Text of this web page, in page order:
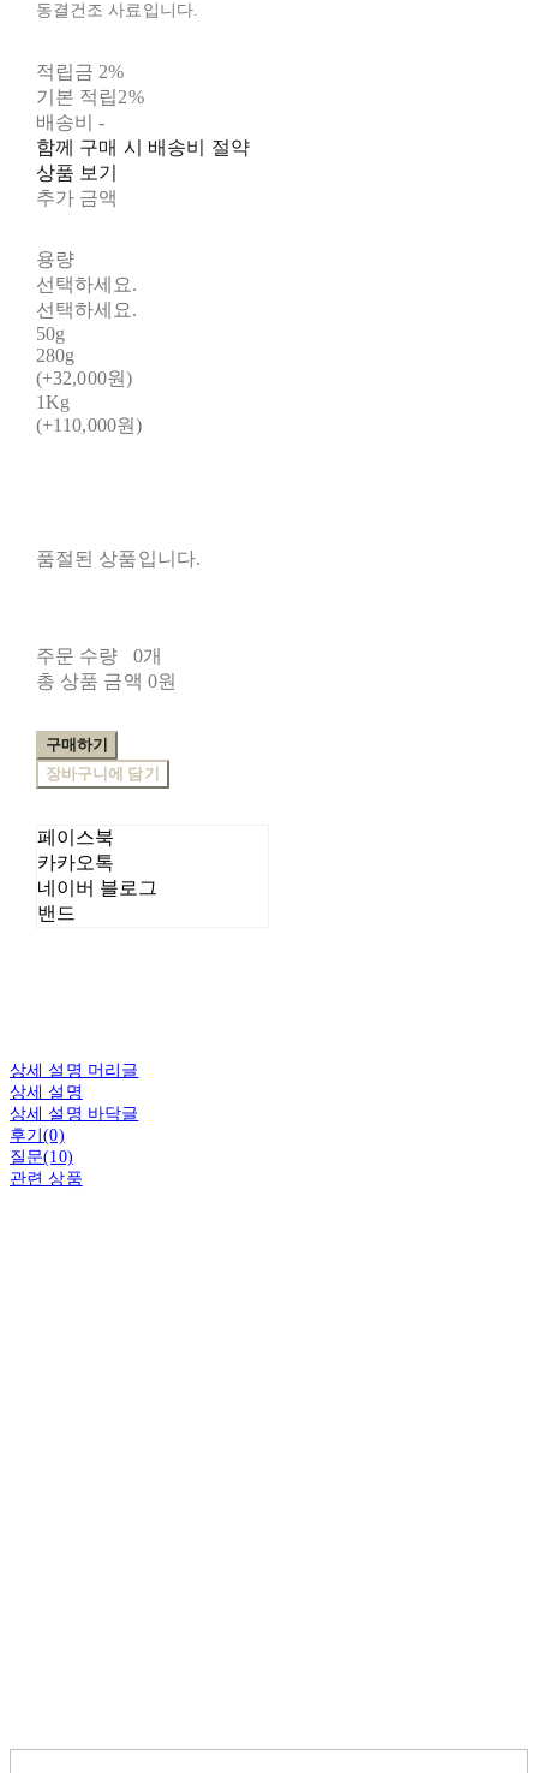
동결건조 사료입니다.
적립금 2%
기본 적립2%
배송비-
함께 구매 시 배송비 절약
상품 보기
추가 금액
용량
선택하세요.
선택하세요.
50g
280g
(+32,000원)
1Kg
(+110,000원)
품절된 상품입니다.
주문 수량
0개
총 상품 금액 0원
구매하기
장바구니에 담기
페이스북
카카오톡
네이버 블로그
밴드
상세 설명 머리글
상세 설명
상세 설명 바닥글
후기(0)
질문(10)
관련 상품